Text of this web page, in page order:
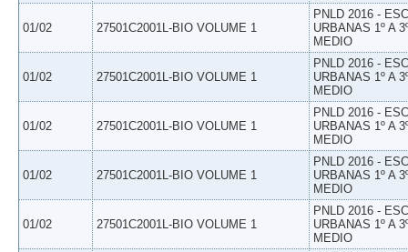
01/02 27501C2001L-BIO VOLUME 1
PNLD 2016 -
URBANAS 1º A
MEDIO
01/02 27501C2001L-BIO VOLUME 1
PNLD 2016 -
URBANAS 1º A
MEDIO
01/02 27501C2001L-BIO VOLUME 1
PNLD 2016 -
URBANAS 1º A
MEDIO
01/02 27501C2001L-BIO VOLUME 1
PNLD 2016 -
URBANAS 1º A
MEDIO
01/02 27501C2001L-BIO VOLUME 1
PNLD 2016 -
URBANAS 1º A
MEDIO